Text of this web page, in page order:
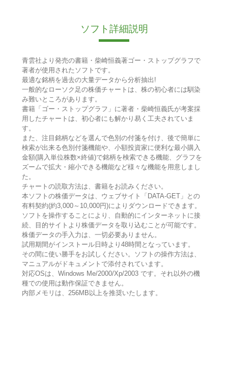
ソフト詳細説明
青雲社より発売の書籍・柴崎恒義著ゴー・ストップグラフで
著者が使用されたソフトです。
最適な銘柄を過去の大量データから分析抽出!
一般的なローソク足の株価チャートは、株の初心者には馴染
み難いところがあります。
書籍「ゴー・ストップグラフ」に著者・柴崎恒義氏が考案採
用したチャートは、初心者にも解かり易く工夫されていま
す。
また、注目銘柄などを選んで色別の付箋を付け、後で簡単に
検索が出来る色別付箋機能や、小額投資家に便利な最小購入
金額(購入単位株数×終値)で銘柄を検索できる機能、グラフを
ズームで拡大・縮小できる機能など様々な機能を用意しまし
た。
チャートの読取方法は、書籍をお読みください。
本ソフトの株価データは、ウェブサイト「DATA-GET」との
有料契約(約3,000～10,000円)によりダウンロードできます。
ソフトを操作することにより、自動的にインターネットに接
続、目的サイトより株価データを取り込むことが可能です。
株価データの手入力は、一切必要ありません。
試用期間がインストール日時より48時間となっています。
その間に使い勝手をお試しください。ソフトの操作方法は、
マニュアルがドキュメントで添付されています。
対応OSは、Windows Me/2000/Xp/2003 です。それ以外の機
種での使用は動作保証できません。
内部メモリは、256MB以上を推奨いたします。